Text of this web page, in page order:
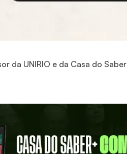
da UNIRIO e da Casa do Saber